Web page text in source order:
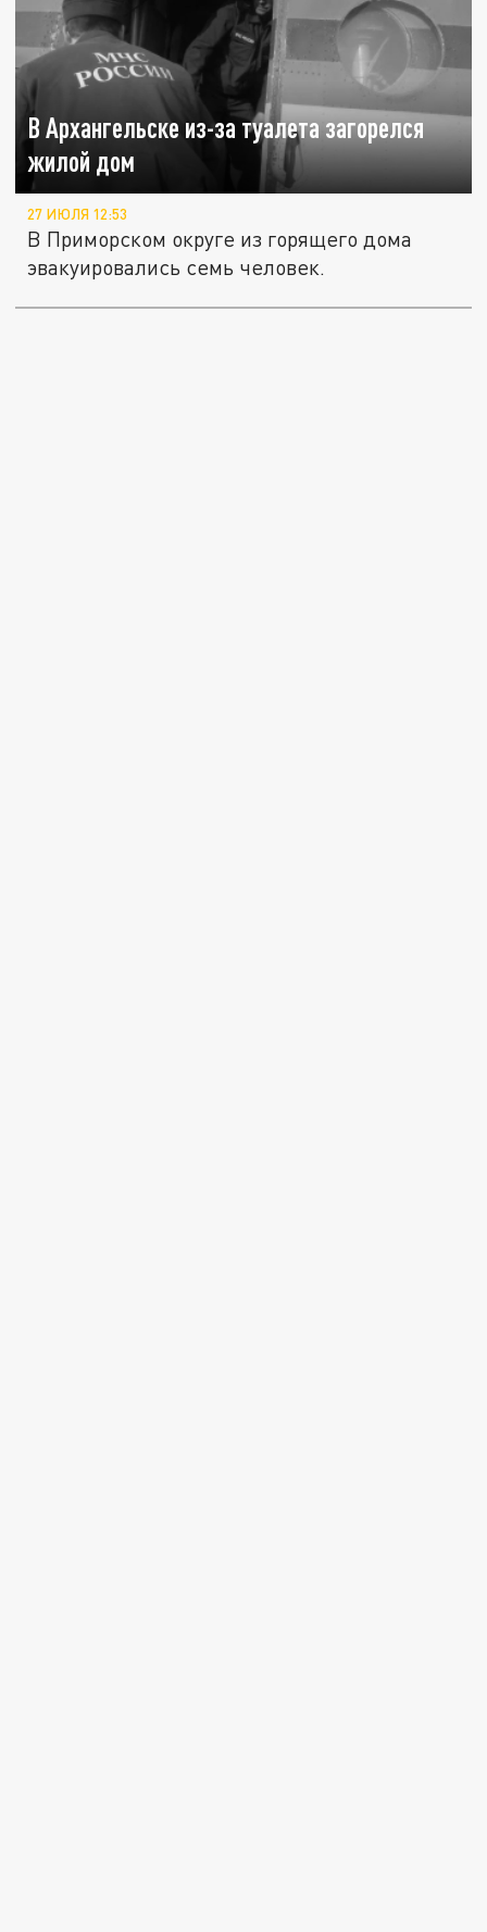
В Архангельске из-за туалета загорелся
жилой дом
27 ИЮЛЯ 12:53
В Приморском округе из горящего дома
эвакуировались семь человек.